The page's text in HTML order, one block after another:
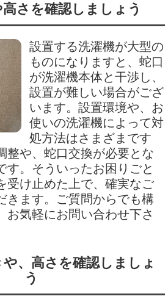
さを確認しましょう
設置する洗濯機が大型の
ものになりますと、蛇口
が洗濯機本体と干渉し、
設置が難しい場合がござ
います。設置環境や、お
使いの洗濯機によって対
処方法はさまざまです
整や、蛇口交換が必要とな
す。そういったお困りごと
受け止めた上で、確実なご
きます。ご質問からでも構
お気軽にお問い合わせ下さ
、高さを確認しましょ
う